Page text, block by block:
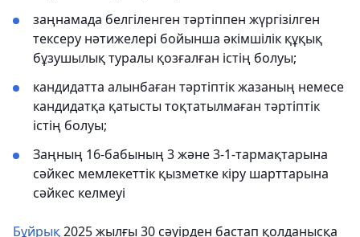
заңнамада белгіленген тәртіппен жүргізілген
тексеру нәтижелері бойынша әкімшілік құқық
бұзушылық туралы қозғалған істің болуы;
кандидатта алынбаған тәртіптік жазаның немесе
кандидатқа қатысты тоқтатылмаған тәртіптік
істің болуы;
Заңның 16-бабының 3 және 3-1-тармақтарына
сәйкес мемлекеттік қызметке кіру шарттарына
сәйкес келмеуі
Бұйрық2025 жылғы 30 сәуірден бастап қолданысқа